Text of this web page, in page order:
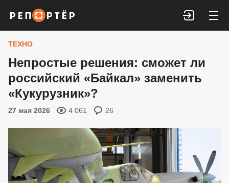
Войти
ТЕХНО
Непростые решения: сможет ли
российский «Байкал» заменить
«Кукурузник»?
27 мая 2026 4 061 26